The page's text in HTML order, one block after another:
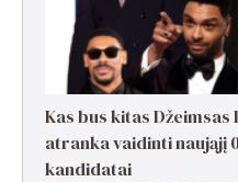
Kas bus kitas
atranka vaidinti naująjį
kandidatai